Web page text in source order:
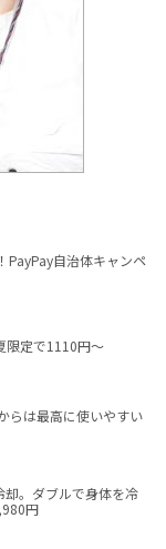
PayPay自治体キャンペ
限定で1110円～
らは最高に使いやすい
。ダブルで身体を冷
円